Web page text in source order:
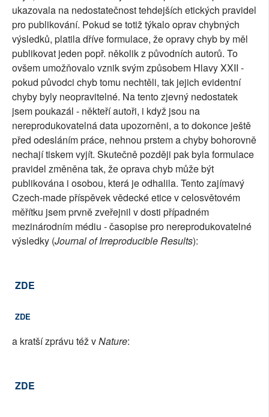
ukazovala na nedostatečnost tehdejších etických pravidel
pro publikování. Pokud se totiž týkalo oprav chybných
výsledků, platila dříve formulace, že opravy chyb by měl
publikovat jeden popř. několik z původních autorů. To
ovšem umožňovalo vznik svým způsobem Hlavy XXII -
pokud původci chyb tomu nechtěli, tak jejich evidentní
chyby byly neopravitelné. Na tento zjevný nedostatek
jsem poukazál - někteří autoři, i když jsou na
nereprodukovatelná data upozorněni, a to dokonce ještě
před odesláním práce, nehnou prstem a chyby bohorovně
nechají tiskem vyjít. Skutečně později pak byla formulace
pravidel změněna tak, že oprava chyb může být
publikována i osobou, která je odhalila. Tento zajímavý
Czech-made příspěvek vědecké etice v celosvětovém
měřítku jsem prvně zveřejnil v dosti případném
mezinárodním médiu - časopise pro nereprodukovatelné
výsledky (Journal of Irreproducible Results):
ZDE
ZDE
a kratší zprávu též vNature:
ZDE